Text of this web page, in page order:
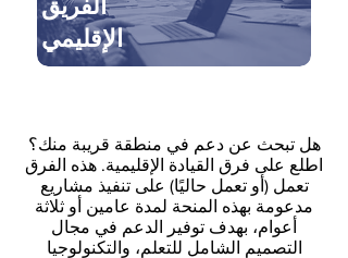
الفريق
الإقليمي
هل تبحث عن دعم في منطقة قريبة منك؟
اطلع على فرق القيادة الإقليمية. هذه الفرق
تعمل (أو تعمل حاليًا) على تنفيذ مشاريع
مدعومة بهذه المنحة لمدة عامين أو ثلاثة
أعوام، بهدف توفير الدعم في مجال
التصميم الشامل للتعلم، والتكنولوجيا